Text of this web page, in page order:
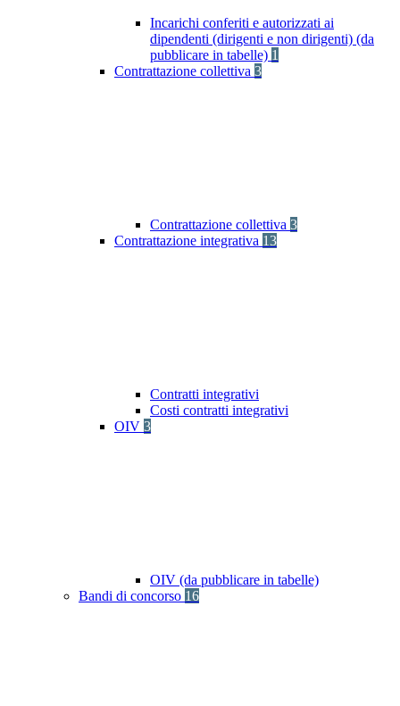
Incarichi conferiti e autorizzati ai
dipendenti (dirigenti e non dirigenti) (da
pubblicare in tabelle) 1
Contrattazione collettiva 3
Contrattazione collettiva 3
Contrattazione integrativa 13
Contratti integrativi
Costi contratti integrativi
OIV 3
OIV (da pubblicare in tabelle)
Bandi di concorso 16